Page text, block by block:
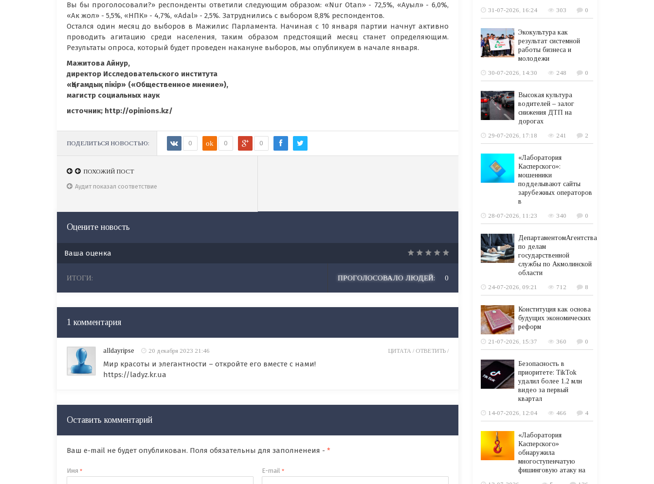
Вы бы проголосовали?» респонденты ответили следующим образом: «Nur Otan» - 72,5%, «Ауыл» - 6,0%,
«Ак жол» - 5,5%, «НПК» - 4,7%, «Adal» - 2,5%. Затруднились с выбором 8,8% респондентов.
Остался один месяц до выборов в Мажилис Парламента. Начиная с 10 января партии начнут активно
проводить агитацию среди населения, таким образом предстоящий месяц станет определяющим.
Результаты опроса, который будет проведен накануне выборов, мы опубликуем в начале января.
Мажитова Айнур,
директор Исследовательского института
«Қоғамдық пікір» («Общественное мнение»),
магистр социальных наук
источник; http://opinions.kz/
ПОДЕЛИТЬСЯ НОВОСТЬЮ: 0 ok 0 0
ПОХОЖИЙ ПОСТ
20 ноября состоялось заседание Центральной
ПОХОЖИЙ ПОСТ
Аудит показал соответствие
Оцените новость
Ваша оценка
ИТОГИ: ПРОГОЛОСОВАЛО ЛЮДЕЙ: 0
1 комментария
alldayripse 20 декабря 2023 21:46
Мир красоты и элегантности – откройте его вместе с нами!
https://ladyz.kr.ua
ЦИТАТА / ОТВЕТИТЬ /
Оставить комментарий
Ваш e-mail не будет опубликован. Поля обязательны для заполненеия - *
Имя * E-mail *
31-07-2026, 16:24
303 0
Экокультура как
результат системной
работы бизнеса и
молодежи
30-07-2026, 14:30
248 0
Высокая культура
водителей – залог
снижения ДТП на
дорогах
29-07-2026, 17:18
241 2
«Лаборатория
Касперского»:
мошенники
подделывают сайты
зарубежных операторов
в
28-07-2026, 11:23
340 0
ДепартаментомАгентства
по делам
государственной
службы по Акмолинской
области
24-07-2026, 09:21
712 8
Конституция как основа
будущих экономических
реформ
21-07-2026, 15:37
360 0
Безопасность в
приоритете: TikTok
удалил более 1,2 млн
видео за первый
квартал
14-07-2026, 12:04
466 4
«Лаборатория
Касперского»
обнаружила
многоступенчатую
фишинговую атаку на